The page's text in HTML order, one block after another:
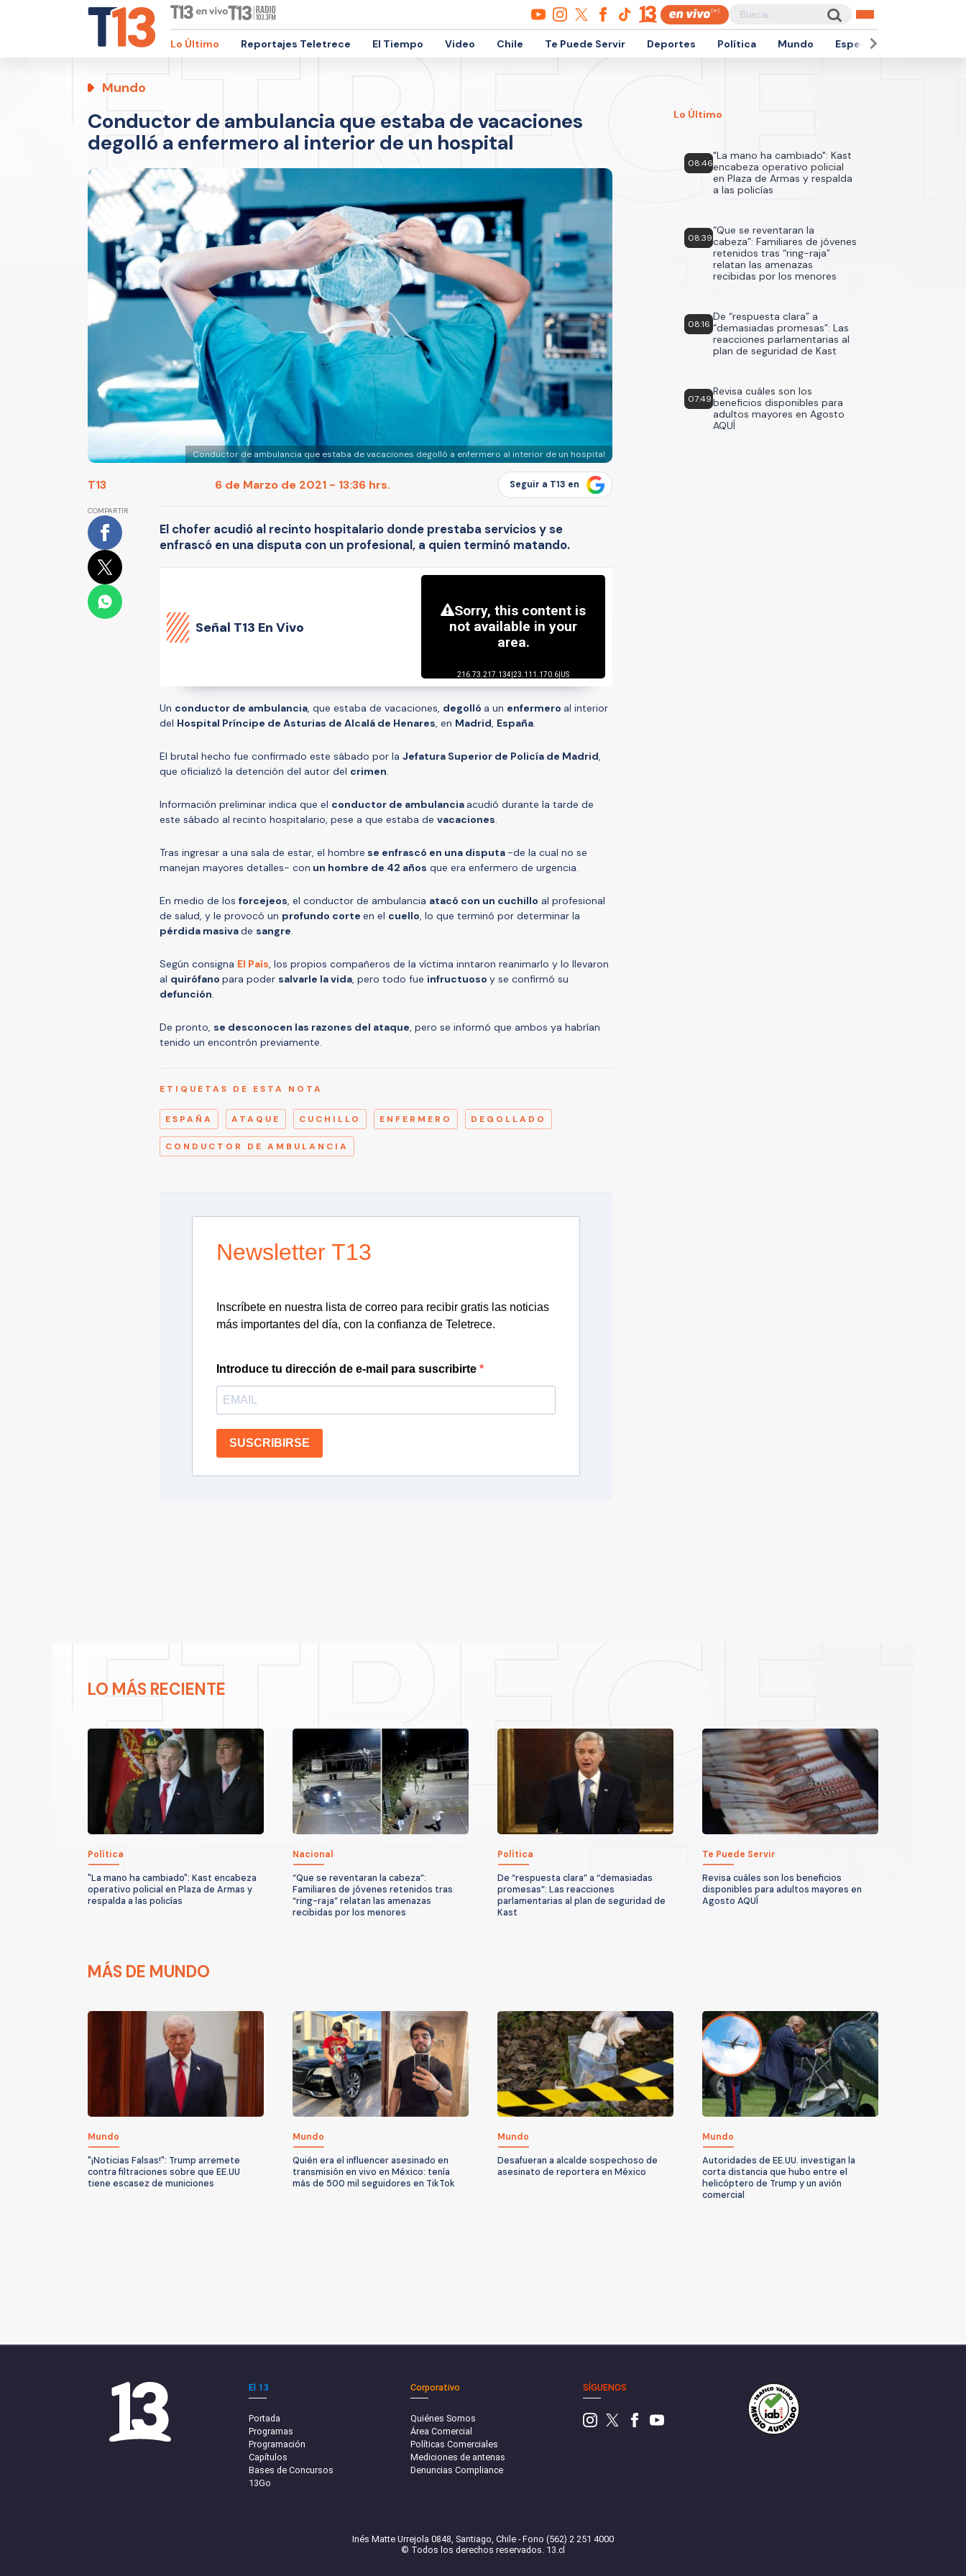
Lo Último Reportajes Teletrece El Tiempo Video Chile Te Puede Servir Deportes Política Mundo Espectáculos
Mundo
Conductor de ambulancia que estaba de vacaciones
degolló a enfermero al interior de un hospital
Conductor de ambulancia que estaba de vacaciones degolló a enfermero al interior de un hospital
T13 6 de Marzo de 2021 - 13:36 hrs. Seguir a T13 en
COMPARTIR
El chofer acudió al recinto hospitalario donde prestaba servicios y se
enfrascó en una disputa con un profesional, a quien terminó matando.
Señal T13 En Vivo
Un conductor de ambulancia, que estaba de vacaciones, degolló a un enfermero al interior
del Hospital Príncipe de Asturias de Alcalá de Henares, en Madrid, España.
El brutal hecho fue confirmado este sábado por la Jefatura Superior de Policía de Madrid,
que oficializó la detención del autor del crimen.
Información preliminar indica que el conductor de ambulancia acudió durante la tarde de
este sábado al recinto hospitalario, pese a que estaba de vacaciones.
Tras ingresar a una sala de estar, el hombre se enfrascó en una disputa -de la cual no se
manejan mayores detalles- con un hombre de 42 años que era enfermero de urgencia.
En medio de los forcejeos, el conductor de ambulancia atacó con un cuchillo al profesional
de salud, y le provocó un profundo corte en el cuello, lo que terminó por determinar la
pérdida masivade sangre.
Según consigna El País, los propios compañeros de la víctima inntaron reanimarlo y lo llevaron
al quirófano para poder salvarle la vida, pero todo fue infructuoso y se confirmó su
defunción.
De pronto, se desconocen las razones del ataque, pero se informó que ambos ya habrían
tenido un encontrón previamente.
ETIQUETAS DE ESTA NOTA
ESPAÑA ATAQUE CUCHILLO ENFERMERO DEGOLLADO
CONDUCTOR DE AMBULANCIA
Newsletter T13
Inscríbete en nuestra lista de correo para recibir gratis las noticias
más importantes del día, con la confianza de Teletrece.
Introduce tu dirección de e-mail para suscribirte
SUSCRIBIRSE
Lo Último
08:46
"La mano ha cambiado": Kast
encabeza operativo policial
en Plaza de Armas y respalda
a las policías
08:39
“Que se reventaran la
cabeza”: Familiares de jóvenes
retenidos tras “ring-raja”
relatan las amenazas
recibidas por los menores
08:16
De “respuesta clara” a
“demasiadas promesas”: Las
reacciones parlamentarias al
plan de seguridad de Kast
07:49
Revisa cuáles son los
beneficios disponibles para
adultos mayores en Agosto
AQUÍ
LO MÁS RECIENTE
Política
"La mano ha cambiado": Kast encabeza
operativo policial en Plaza de Armas y
respalda a las policías
Nacional
“Que se reventaran la cabeza”:
Familiares de jóvenes retenidos tras
“ring-raja” relatan las amenazas
recibidas por los menores
Política
De “respuesta clara” a “demasiadas
promesas”: Las reacciones
parlamentarias al plan de seguridad de
Kast
Te Puede Servir
Revisa cuáles son los beneficios
disponibles para adultos mayores en
Agosto AQUÍ
MÁS DE MUNDO
Mundo
"¡Noticias Falsas!": Trump arremete
contra filtraciones sobre que EE.UU
tiene escasez de municiones
Mundo
Quién era el influencer asesinado en
transmisión en vivo en México: tenía
más de 500 mil seguidores en TikTok
Mundo
Desafueran a alcalde sospechoso de
asesinato de reportera en México
Mundo
Autoridades de EE.UU. investigan la
corta distancia que hubo entre el
helicóptero de Trump y un avión
comercial
El 13
Portada
Programas
Programación
Capítulos
Bases de Concursos
13Go
Corporativo
Quiénes Somos
Área Comercial
Políticas Comerciales
Mediciones de antenas
Denuncias Compliance
SÍGUENOS
Inés Matte Urrejola 0848, Santiago, Chile - Fono (562) 2 251 4000
© Todos los derechos reservados. 13.cl